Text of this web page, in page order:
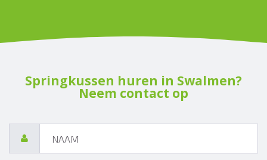
Springkussen huren in Swalmen?
Neem contact op